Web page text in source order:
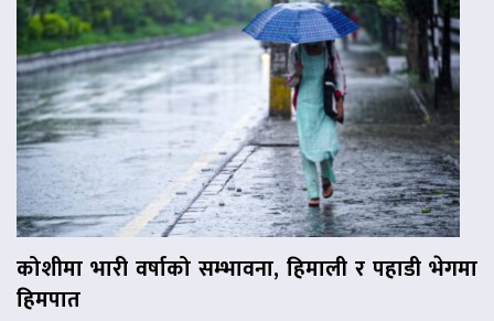
कोशीमा भारी वर्षाको सम्भावना, हिमाली र पहाडी भेगमा
हिमपात